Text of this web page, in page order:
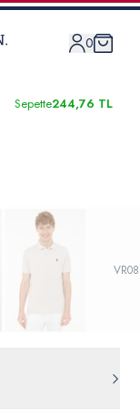
0
Sepette244,76 TL